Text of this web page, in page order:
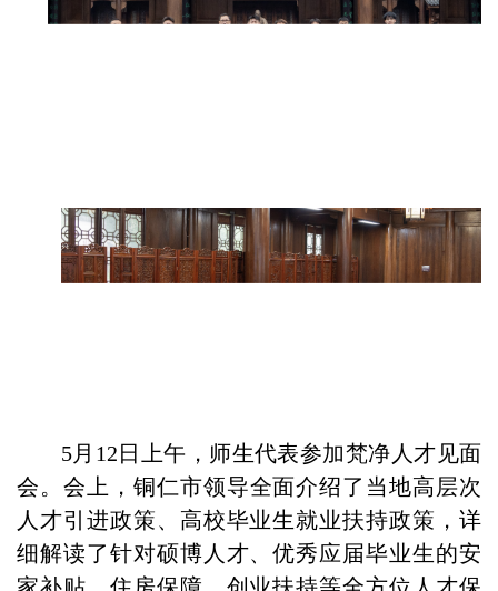
5月12日上午，师生代表参加梵净人才见面
会。 会上，铜仁市领导全面介绍了当地高层次
人才引进政策、高校毕业生就业扶持政策，详
细解读了针对硕博人才、优秀应届毕业生的安